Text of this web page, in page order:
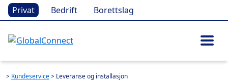
Privat Bedrift Borettslag
> Kundeservice> Leveranse og installasjon